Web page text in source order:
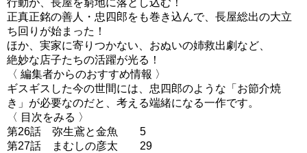
正真正銘の善人・忠四郎をも巻き込んで、長屋総出の大立
ち回りが始まった！
ほか、実家に寄りつかない、おぬいの姉救出劇など、
絶妙な店子たちの活躍が光る！
〈 編集者からのおすすめ情報 〉
ギスギスした今の世間には、忠四郎のような「お節介焼
き」が必要なのだと、考える端緒になる一作です。
〈 目次をみる 〉
第26話 弥生鳶と金魚 5
第27話 まむしの彦太 29